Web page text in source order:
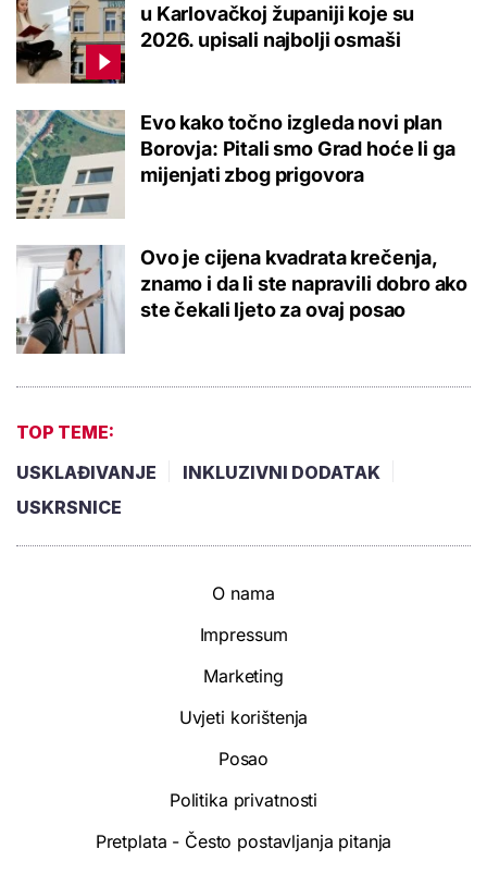
u Karlovačkoj županiji koje su
2026. upisali najbolji osmaši
Evo kako točno izgleda novi plan
Borovja: Pitali smo Grad hoće li ga
mijenjati zbog prigovora
Ovo je cijena kvadrata krečenja,
znamo i da li ste napravili dobro ako
ste čekali ljeto za ovaj posao
TOP TEME:
USKLAĐIVANJE
INKLUZIVNI DODATAK
USKRSNICE
O nama
Impressum
Marketing
Uvjeti korištenja
Posao
Politika privatnosti
Pretplata - Često postavljanja pitanja